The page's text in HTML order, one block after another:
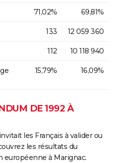
71,02% 69,81%
133 12 059 360
112 10 118 940
15,79% 16,09%
DE 1992 À
les Français à valider ou
les résultats du
européenne à Marignac.